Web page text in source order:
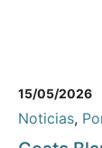
15/05/2026
Noticias,